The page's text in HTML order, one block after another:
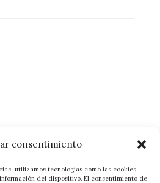
consentimiento
utilizamos tecnologías como las cookies
del dispositivo. El consentimiento de